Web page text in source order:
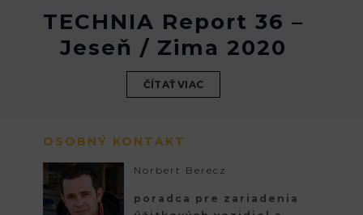
TECHNIA Report 36 –
Jeseň / Zima 2020
ČÍTAŤ VIAC
OSOBNÝ KONTAKT
Norbert Berecz
poradca pre zariadenia